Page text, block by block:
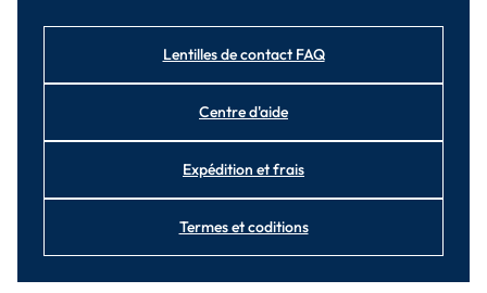
Lentilles de contact FAQ
Centre d'aide
Expédition et frais
Termes et coditions